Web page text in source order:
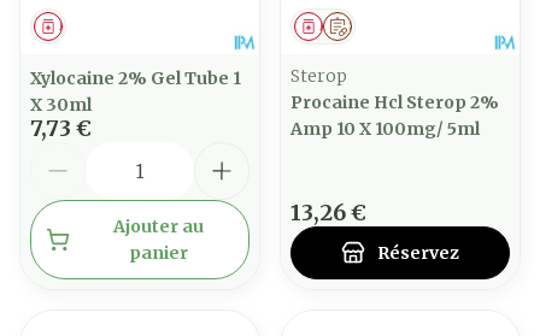
Médicament
Xylocaine 2% Gel Tube 1
X 30ml
7,73 €
Ajouter au
panier
Sur prescription
Médicament
Sterop
Procaine Hcl Sterop 2%
Amp 10 X 100mg/ 5ml
13,26 €
Réservez